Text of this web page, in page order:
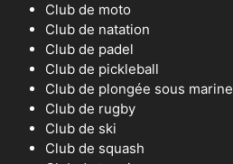
Club de moto
Club de natation
Club de padel
Club de pickleball
Club de plongée sous marine
Club de rugby
Club de ski
Club de squash